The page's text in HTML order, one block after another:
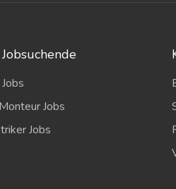
Jobs
Jobs